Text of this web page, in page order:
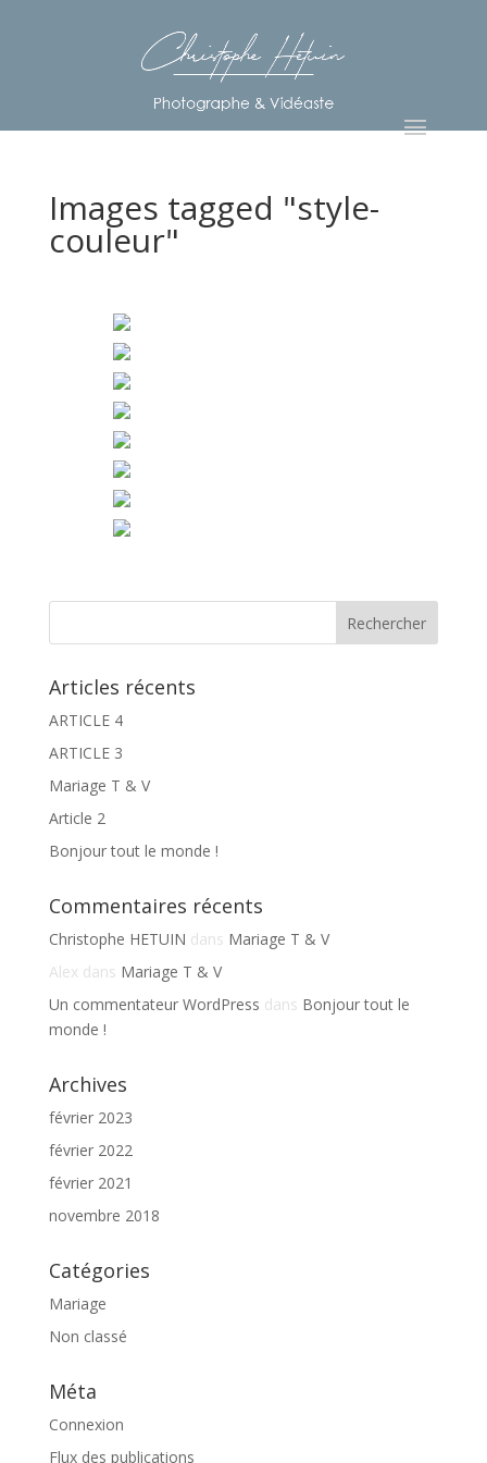
Images tagged "style-
couleur"
Articles récents
ARTICLE 4
ARTICLE 3
Mariage T & V
Article 2
Bonjour tout le monde !
Commentaires récents
Christophe HETUIN dans Mariage T & V
Alex dans Mariage T & V
Un commentateur WordPress dans Bonjour tout le
monde !
Archives
février 2023
février 2022
février 2021
novembre 2018
Catégories
Mariage
Non classé
Méta
Connexion
Flux des publications